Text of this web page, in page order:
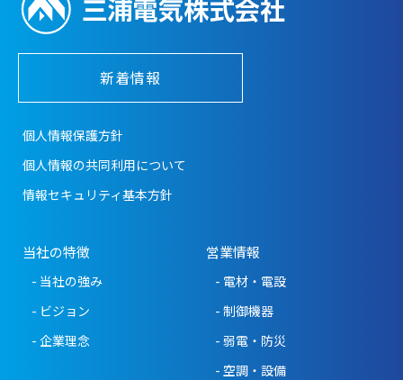
新着情報
個人情報保護方針
個人情報の共同利用について
情報セキュリティ基本方針
当社の特徴
- 当社の強み
- ビジョン
- 企業理念
営業情報
- 電材・電設
- 制御機器
- 弱電・防災
- 空調・設備